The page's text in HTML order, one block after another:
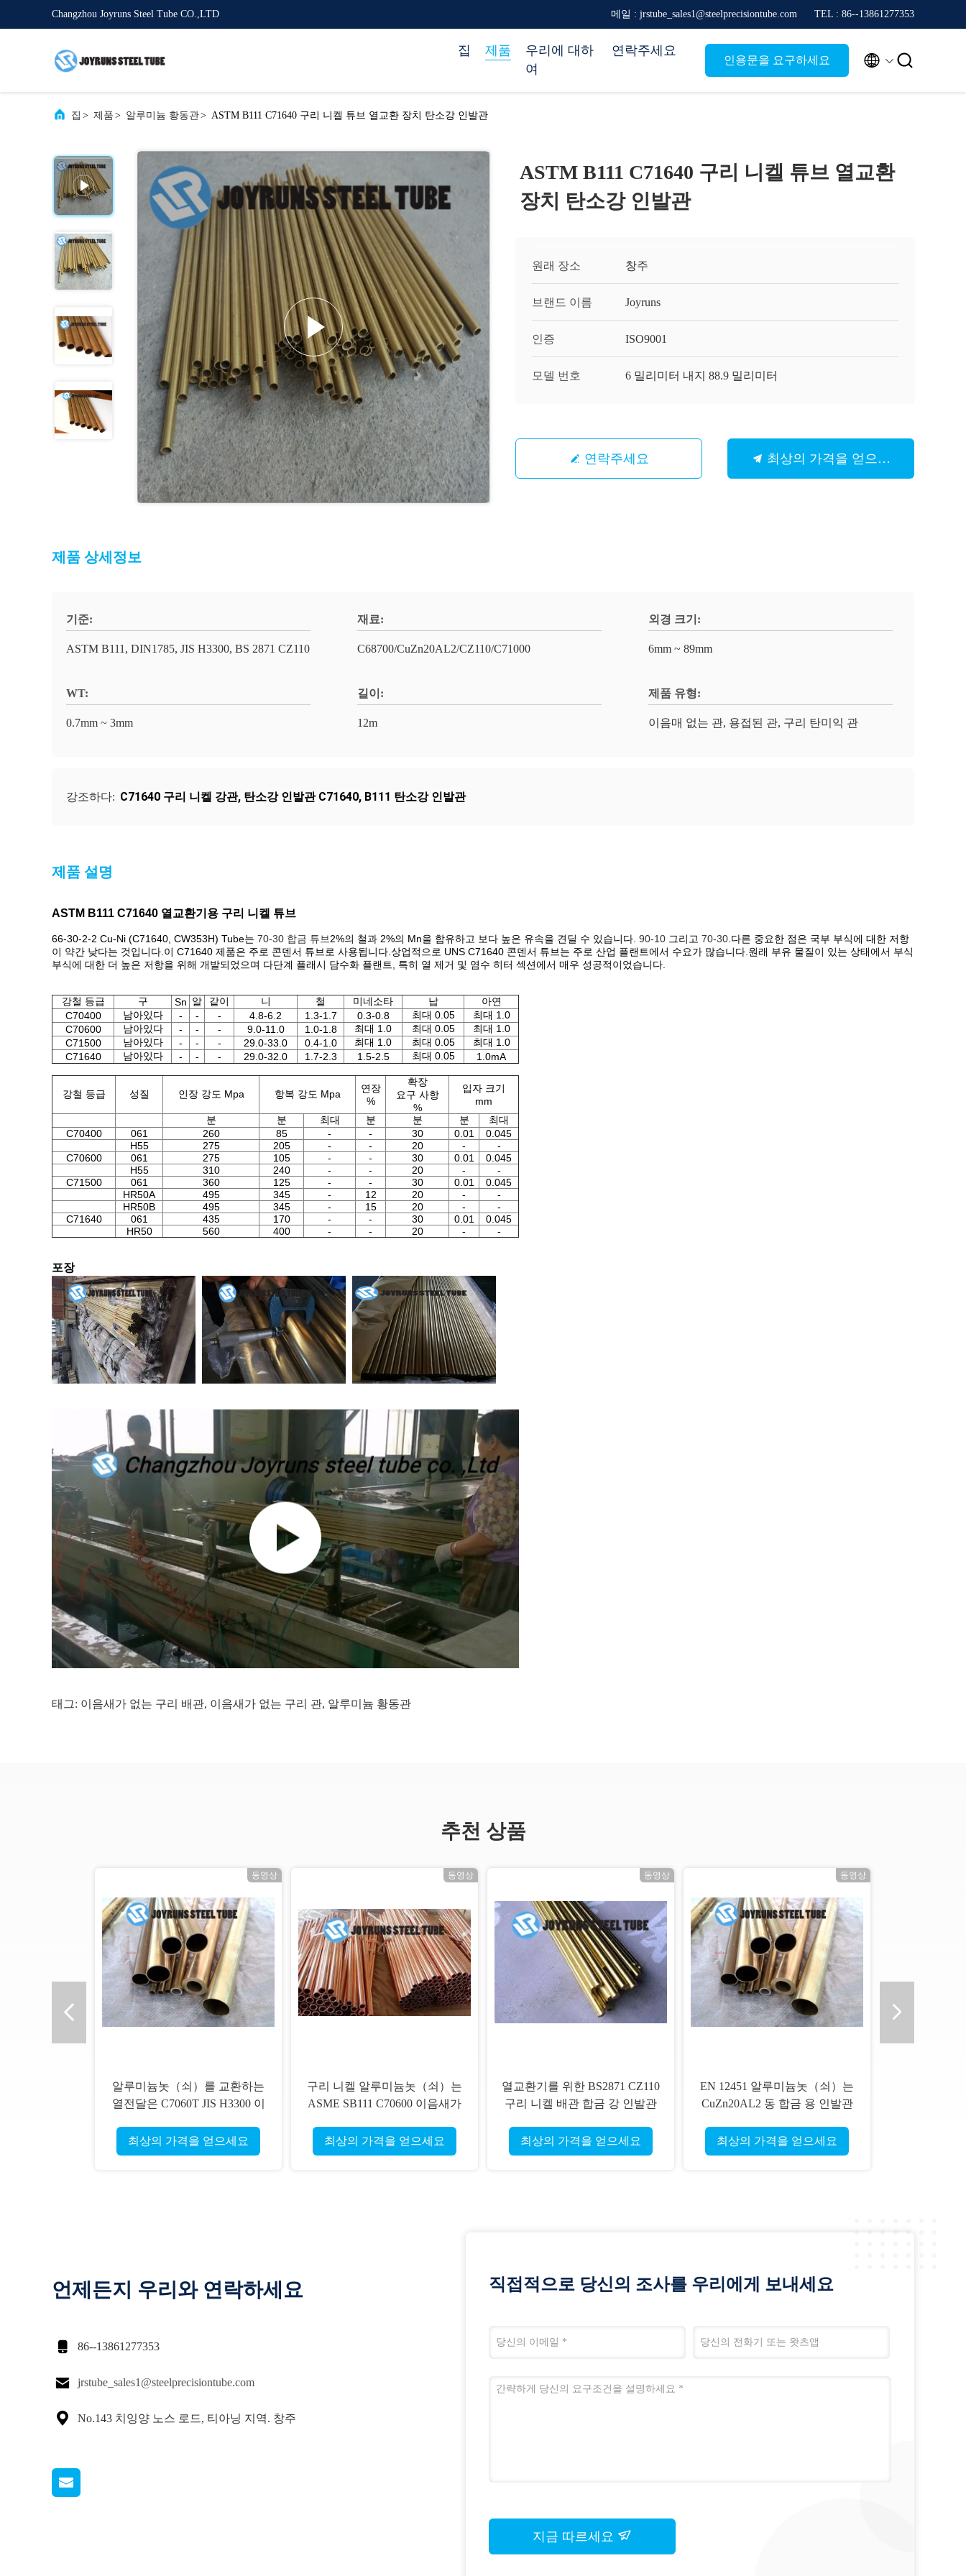
Changzhou Joyruns Steel Tube CO.,LTD 메일 : jrstube_sales1@steelprecisiontube.com TEL : 86--13861277353
집 제품
우리에 대하
여
연락주세요
인용문을 요구하세요  
집 > 제품 > 알루미늄 황동관> ASTM B111 C71640 구리 니켈 튜브 열교환 장치 탄소강 인발관
ASTM B111 C71640 구리 니켈 튜브 열교환
장치 탄소강 인발관
원래 장소 창주
브랜드 이름 Joyruns
인증 ISO9001
모델 번호 6 밀리미터 내지 88.9 밀리미터
연락주세요 최상의 가격을 얻으세요
제품 상세정보
기준:
ASTM B111, DIN1785, JIS H3300, BS 2871 CZ110
재료:
C68700/CuZn20AL2/CZ110/C71000
외경 크기:
6mm ~ 89mm
WT:
0.7mm ~ 3mm
길이:
12m
제품 유형:
이음매 없는 관, 용접된 관, 구리 탄미익 관
강조하다: C71640 구리 니켈 강관, 탄소강 인발관 C71640, B111 탄소강 인발관
제품 설명
ASTM B111 C71640 열교환기용 구리 니켈 튜브
66-30-2-2 Cu-Ni (C71640, CW353H) Tube는 70-30 합금 튜브2%의 철과 2%의 Mn을 함유하고 보다 높은 유속을 견딜 수 있습니다. 90-10 그리고 70-30 .다른 중요한 점은 국부 부식에 대한 저항
이 약간 낮다는 것입니다.이 C71640 제품은 주로 콘덴서 튜브로 사용됩니다.상업적으로 UNS C71640 콘덴서 튜브는 주로 산업 플랜트에서 수요가 많습니다.원래 부유 물질이 있는 상태에서 부식
부식에 대한 더 높은 저항을 위해 개발되었으며 다단계 플래시 담수화 플랜트, 특히 열 제거 및 염수 히터 섹션에서 매우 성공적이었습니다.
강철 등급 구 Sn 알 같이 니 철 미네소타 납
아연
C70400
남아있다 - - - 4.8-6.2 1.3-1.7 0.3-0.8 최대 0.05
최대 1.0
C70600
남아있다 - - - 9.0-11.0 1.0-1.8 최대 1.0 최대 0.05
최대 1.0
C71500
남아있다 - - - 29.0-33.0 0.4-1.0 최대 1.0 최대 0.05
최대 1.0
C71640
남아있다 - - - 29.0-32.0 1.7-2.3 1.5-2.5 최대 0.05 1.0mA
강철 등급 성질 인장 강도 Mpa 항복 강도 Mpa
연장
%
확장
요구 사항
%
입자 크기
mm
분
분 최대 분 분 분
최대
C70400
061 260 85 - - 30 0.01
0.045
H55
275 205 - - 20 -
-
C70600
061 275 105 - - 30 0.01
0.045
H55
310 240 - - 20 -
-
C71500
061 360 125 - - 30 0.01
0.045
HR50A
495 345 - 12 20 -
-
HR50B
495 345 - 15 20 -
-
C71640
061 435 170 - - 30 0.01
0.045
HR50
560 400 - - 20 - -
포장
태그: 이음새가 없는 구리 배관, 이음새가 없는 구리 관, 알루미늄 황동관
추천 상품
동영상
알루미늄놋（쇠）를 교환하는
열전달은 C7060T JIS H3300 이
브를 관을 답니다
최상의 가격을 얻으세요
동영상
구리 니켈 알루미늄놋（쇠）는
ASME SB111 C70600 이음새가
관을 답니다
최상의 가격을 얻으세요
동영상
열교환기를 위한 BS2871 CZ110
구리 니켈 배관 합금 강 인발관
최상의 가격을 얻으세요
동영상
EN 12451 알루미늄놋（쇠）는
CuZn20AL2 동 합금 용 인발관
최상의 가격을 얻으세요
언제든지 우리와 연락하세요
 86--13861277353
 jrstube_sales1@steelprecisiontube.com
 No.143 치잉양 노스 로드, 티아닝 지역. 창주
직접적으로 당신의 조사를 우리에게 보내세요
지금 따르세요